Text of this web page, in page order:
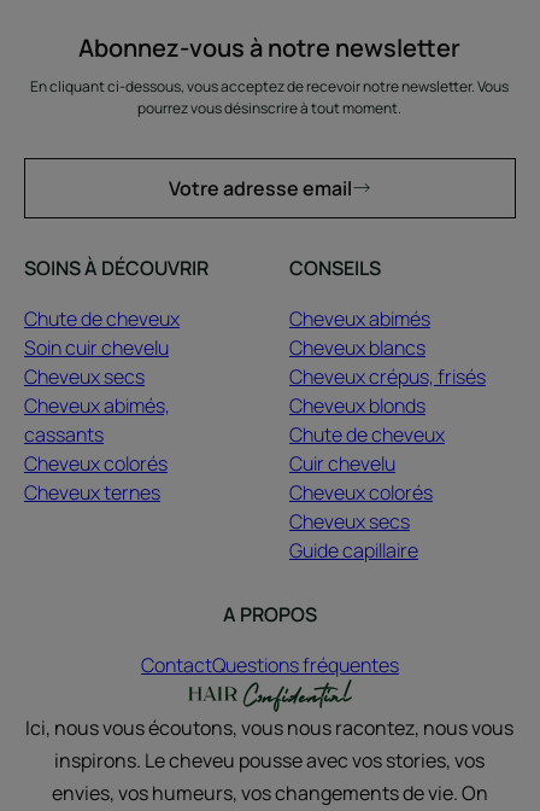
Abonnez-vous à notre newsletter
En cliquant ci-dessous, vous acceptez de recevoir notre newsletter. Vous
pourrez vous désinscrire à tout moment.
Votre adresse email
SOINS À DÉCOUVRIR
Chute de cheveux
Soin cuir chevelu
Cheveux secs
Cheveux abimés,
cassants
Cheveux colorés
Cheveux ternes
CONSEILS
Cheveux abimés
Cheveux blancs
Cheveux crépus, frisés
Cheveux blonds
Chute de cheveux
Cuir chevelu
Cheveux colorés
Cheveux secs
Guide capillaire
A PROPOS
ContactQuestions fréquentes
Ici, nous vous écoutons, vous nous racontez, nous vous
inspirons. Le cheveu pousse avec vos stories, vos
envies, vos humeurs, vos changements de vie. On